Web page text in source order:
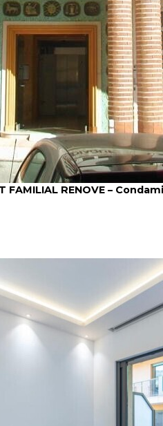
FAMILIAL RENOVE –